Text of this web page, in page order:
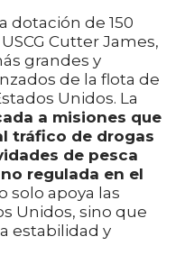
dotación de 150
Cutter James,
grandes y
de la flota de
Unidos. La
a misiones que
tráfico de drogas
de pesca
regulada en el
solo apoya las
Unidos, sino que
estabilidad y